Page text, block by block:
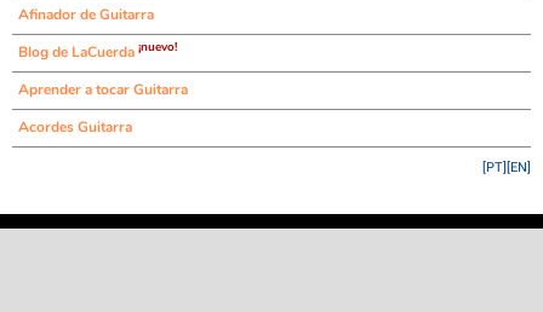
Afinador de Guitarra
Blog de LaCuerda ¡nuevo!
Aprender a tocar Guitarra
Acordes Guitarra
[EN]
[PT]